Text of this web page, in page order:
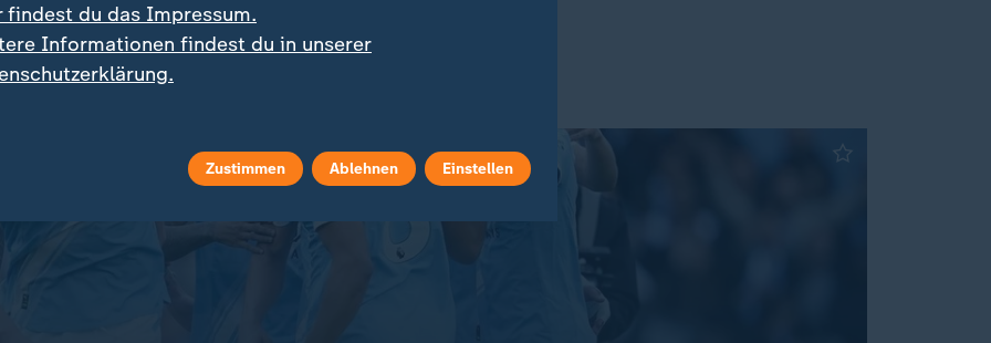
GuardiolaManchester City
findest du das Impressum.
Informationen findest du in unserer
Zustimmen Ablehnen Einstellen